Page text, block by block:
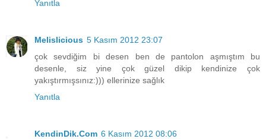
Yanıtla
Melislicious 5 Kasım 2012 23:07
çok sevdiğim bi desen ben de pantolon aşmıştım bu
desenle, siz yine çok güzel dikip kendinize çok
yakıştırmışsınız:))) ellerinize sağlık
Yanıtla
KendinDik.Com 6 Kasım 2012 08:06